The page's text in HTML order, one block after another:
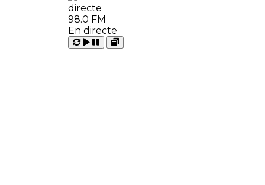
98.0 FM
En directe
Carregant
Reproduir
Pausar
Open